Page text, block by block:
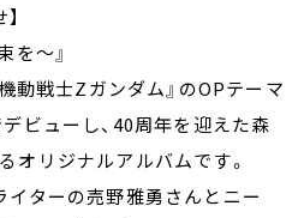
を～』
動戦士Zガンダム』のOPテーマ
デビューし、40周年を迎えた森
オリジナルアルバムです。
イターの売野雅勇さんとニー